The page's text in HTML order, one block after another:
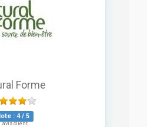
Forme
: 4/ 5
avis client